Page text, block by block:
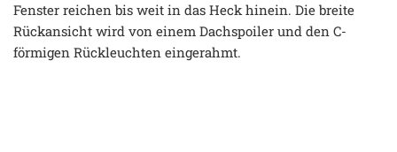
Fenster reichen bis weit in das Heck hinein. Die breite
Rückansicht wird von einem Dachspoiler und den C-
förmigen Rückleuchten eingerahmt.